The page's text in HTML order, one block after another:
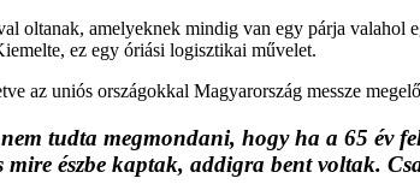
oltanak, amelyeknek mindig van egy párja valahol
ez egy óriási logisztikai művelet.
az uniós országokkal Magyarország messze
nem tudta megmondani, hogy ha a 65
észbe kaptak, addigra bent voltak.